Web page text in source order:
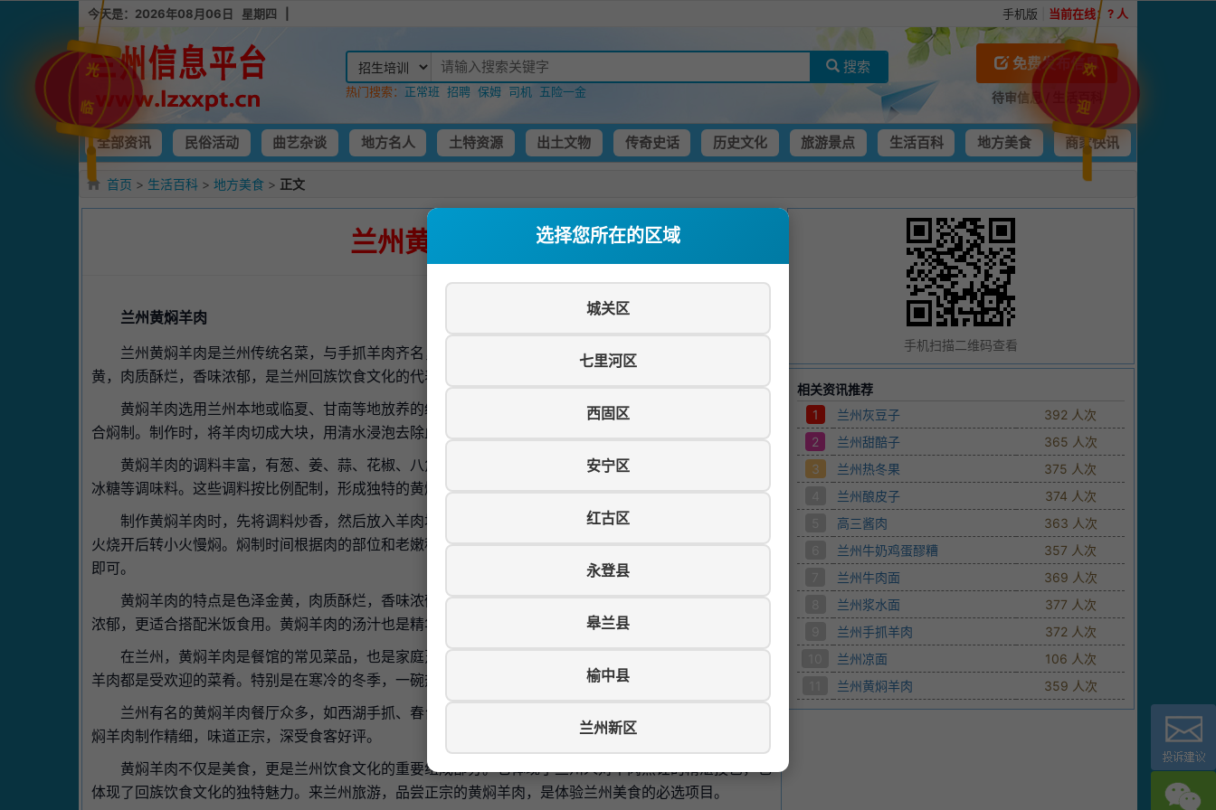
光
临
欢
迎
今天是：2026年08月06日 星期四 | 手机版 当前在线： ? 人
搜索
热门搜索： 正常班 招聘 保姆 司机 五险一金
免费发布信息
待审信息/ 生活百科
选择您所在的区域
城关区
七里河区
西固区
安宁区
红古区
永登县
皋兰县
榆中县
兰州新区
全部资讯 民俗活动 曲艺杂谈 地方名人 土特资源 出土文物 传奇史话 历史文化 旅游景点 生活百科 地方美食 商家快讯
首页 > 生活百科 > 地方美食 > 正文
兰州黄焖羊肉
兰州黄焖羊肉
兰州黄焖羊肉是兰州传统名菜，与手抓羊肉齐名，是兰州人喜爱的羊肉烹饪方式之一。黄焖羊肉色泽金
黄，肉质酥烂，香味浓郁，是兰州回族饮食文化的代表。
黄焖羊肉选用兰州本地或临夏、甘南等地放养的绵羊肉，以羊羔肉为佳。羊羔肉肉质细嫩，膻味轻，适
合焖制。制作时，将羊肉切成大块，用清水浸泡去除血水，然后焯水去沫。
黄焖羊肉的调料丰富，有葱、姜、蒜、花椒、八角、桂皮、香叶、草果、小茴香等，还有酱油、料酒、
冰糖等调味料。这些调料按比例配制，形成独特的黄焖口味。
制作黄焖羊肉时，先将调料炒香，然后放入羊肉块翻炒，加入酱油、料酒上色，再加入清水或高汤，大
火烧开后转小火慢焖。焖制时间根据肉的部位和老嫩程度而定，一般需一至两小时，至肉质酥烂、汤汁浓稠
即可。
黄焖羊肉的特点是色泽金黄，肉质酥烂，香味浓郁，咸鲜适口。与手抓羊肉的清淡不同，黄焖羊肉味道
浓郁，更适合搭配米饭食用。黄焖羊肉的汤汁也是精华，浇在米饭上，十分下饭。
在兰州，黄焖羊肉是餐馆的常见菜品，也是家庭烹饪的拿手菜。无论是宴请宾客，还是家庭聚餐，黄焖
羊肉都是受欢迎的菜肴。特别是在寒冷的冬季，一碗热腾腾的黄焖羊肉，暖身又暖心。
兰州有名的黄焖羊肉餐厅众多，如西湖手抓、春台手抓、阿西娅等，都有黄焖羊肉供应。这些餐厅的黄
焖羊肉制作精细，味道正宗，深受食客好评。
黄焖羊肉不仅是美食，更是兰州饮食文化的重要组成部分。它体现了兰州人对羊肉烹饪的精湛技艺，也
体现了回族饮食文化的独特魅力。来兰州旅游，品尝正宗的黄焖羊肉，是体验兰州美食的必选项目。
手机扫描二维码查看
相关资讯推荐
1
兰州灰豆子
392 人次
2
兰州甜醅子
365 人次
3
兰州热冬果
375 人次
兰州酿皮子
374 人次
高三酱肉
363 人次
兰州牛奶鸡蛋醪糟
357 人次
兰州牛肉面
369 人次
兰州浆水面
377 人次
兰州手抓羊肉
372 人次
兰州凉面
106 人次
兰州黄焖羊肉 359 人次